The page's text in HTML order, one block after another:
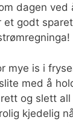
dagen ved
godt
mye is i
med å
og slett
kjedelig